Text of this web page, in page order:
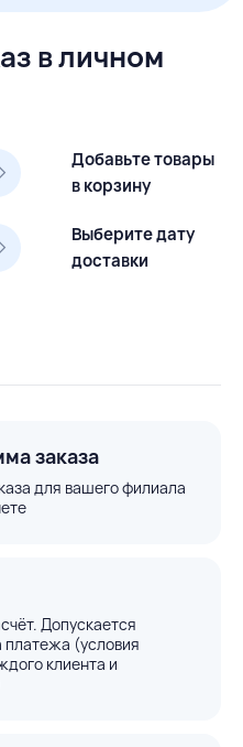
в личном
Добавьте товары
в корзину
Выберите дату
доставки
заказа
для вашего филиала
Допускается
платежа (условия
клиента и